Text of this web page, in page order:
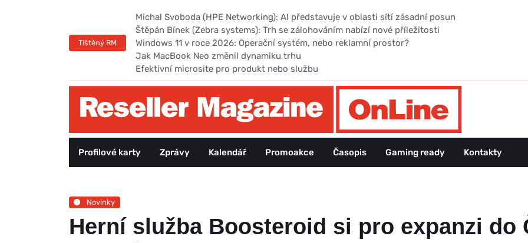
Tištěný RM
Michal Svoboda (HPE Networking): AI představuje v oblasti sítí zásadní posun
Štěpán Bínek (Zebra systems): Trh se zálohováním nabízí nové příležitosti
Windows 11 v roce 2026: Operační systém, nebo reklamní prostor?
Jak MacBook Neo změnil dynamiku trhu
Efektivní microsite pro produkt nebo službu
Profilové karty Zprávy Kalendář Promoakce Časopis Gaming ready Kontakty
Novinky
Herní služba Boosteroid si pro expanzi do